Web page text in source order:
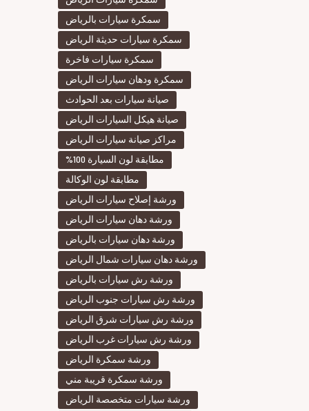
سمكرة سيارات بالرياض
سمكرة سيارات حديثة الرياض
سمكرة سيارات فاخرة
سمكرة ودهان سيارات الرياض
صيانة سيارات بعد الحوادث
صيانة هيكل السيارات الرياض
مراكز صيانة سيارات الرياض
مطابقة لون السيارة 100%
مطابقة لون الوكالة
ورشة إصلاح سيارات الرياض
ورشة دهان سيارات الرياض
ورشة دهان سيارات بالرياض
ورشة دهان سيارات شمال الرياض
ورشة رش سيارات بالرياض
ورشة رش سيارات جنوب الرياض
ورشة رش سيارات شرق الرياض
ورشة رش سيارات غرب الرياض
ورشة سمكرة الرياض
ورشة سمكرة قريبة مني
ورشة سيارات متخصصة الرياض